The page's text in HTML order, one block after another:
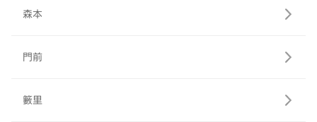
森本
門前
籔里